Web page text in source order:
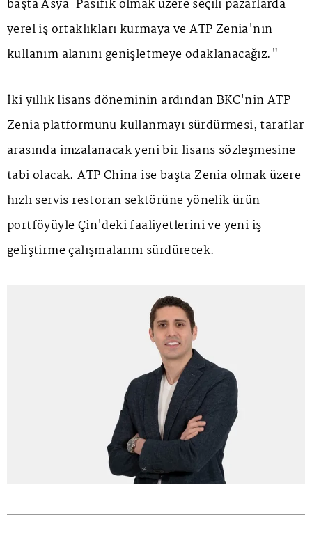
başta Asya-Pasifik olmak üzere seçili pazarlarda
yerel iş ortaklıkları kurmaya ve ATP Zenia'nın
kullanım alanını genişletmeye odaklanacağız."
İki yıllık lisans döneminin ardından BKC'nin ATP
Zenia platformunu kullanmayı sürdürmesi, taraflar
arasında imzalanacak yeni bir lisans sözleşmesine
tabi olacak. ATP China ise başta Zenia olmak üzere
hızlı servis restoran sektörüne yönelik ürün
portföyüyle Çin'deki faaliyetlerini ve yeni iş
geliştirme çalışmalarını sürdürecek.